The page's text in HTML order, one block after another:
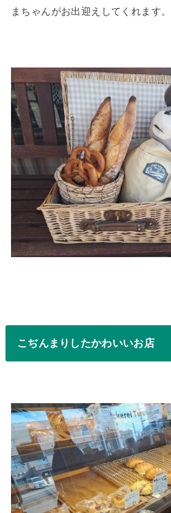
まちゃんがお出迎えしてくれます。
こぢんまりしたかわいいお店